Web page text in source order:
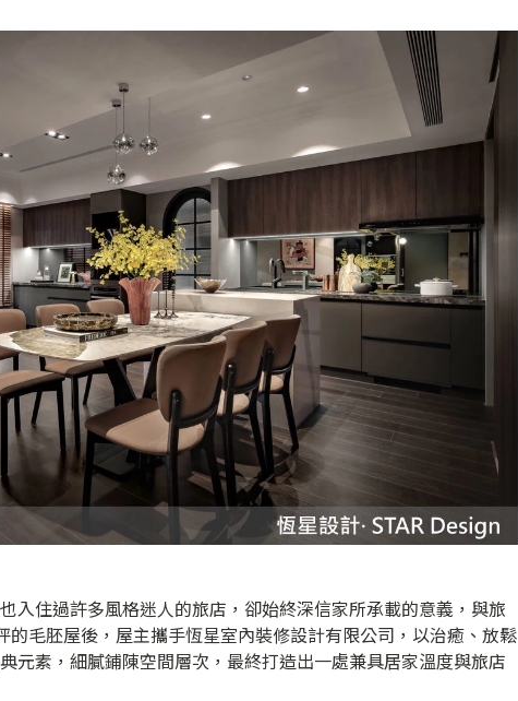
入住過許多風格迷人的旅店，卻始終深信家所承載的意義，與旅
毛胚屋後，屋主攜手恆星室內裝修設計有限公司，以治癒、放鬆
元素，細膩鋪陳空間層次，最終打造出一處兼具居家溫度與旅店